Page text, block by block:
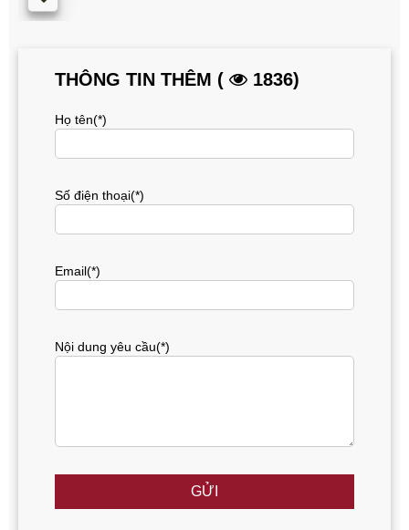
THÔNG TIN THÊM ( 1836)
Họ tên(*)
Số điện thoại(*)
Email(*)
Nội dung yêu cầu(*)
GỬI